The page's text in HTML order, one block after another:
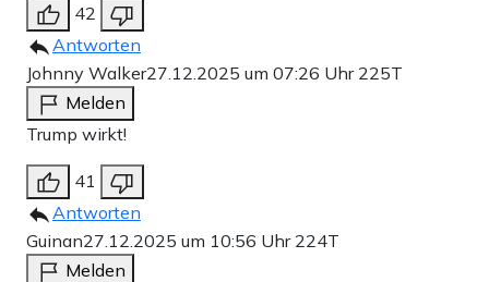
42
Antworten
Johnny Walker27.12.2025 um 07:26 Uhr 225T
Melden
Trump wirkt!
41
Antworten
Guinan27.12.2025 um 10:56 Uhr 224T
Melden